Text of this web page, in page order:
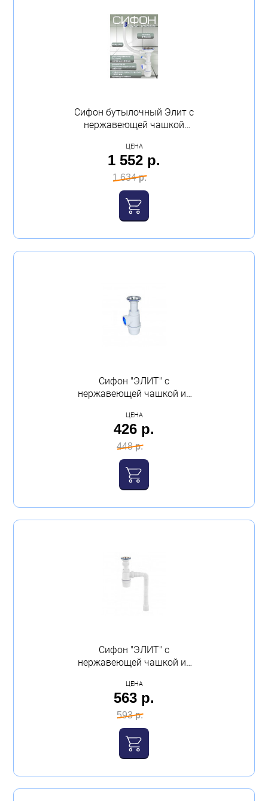
Сифон бутылочный Элит с
нержавеющей чашкой
стиральной машины и
переливом Virplast
ЦЕНА
1 552 р.
1 634 р.
Сифон "ЭЛИТ" с
нержавеющей чашкой из
VIRPLAST
ЦЕНА
426 р.
448 р.
Сифон "ЭЛИТ" с
нержавеющей чашкой из
VIRPLAST
ЦЕНА
563 р.
593 р.